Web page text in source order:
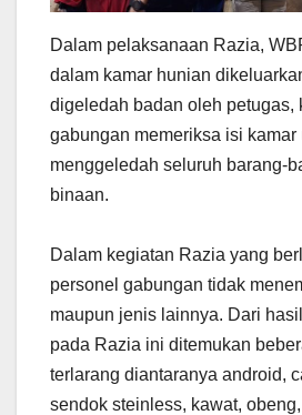
Dalam pelaksanaan Razia,
dalam kamar hunian
digeledah badan oleh petugas,
gabungan memeriksa isi kamar
menggeledah seluruh barang-
binaan.
Dalam kegiatan Razia yang
personel gabungan tidak
maupun jenis lainnya. Dari
pada Razia ini ditemukan
terlarang diantaranya android,
sendok steinless, kawat,